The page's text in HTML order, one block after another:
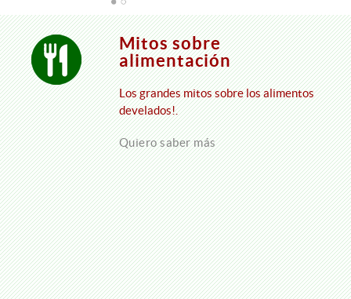
Mitos sobre
alimentación
Los grandes mitos sobre los alimentos
develados!.
Quiero saber más